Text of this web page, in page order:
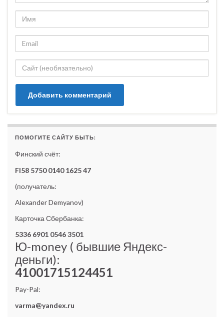
ПОМОГИТЕ САЙТУ БЫТЬ:
Финский счёт:
FI58 5750 0140 1625 47
(получатель:
Alexander Demyanov)
Карточка Сбербанка:
5336 6901 0546 3501
Ю-money ( бывшие Яндекс-
деньги):
41001715124451
Pay-Pal:
varma@yandex.ru